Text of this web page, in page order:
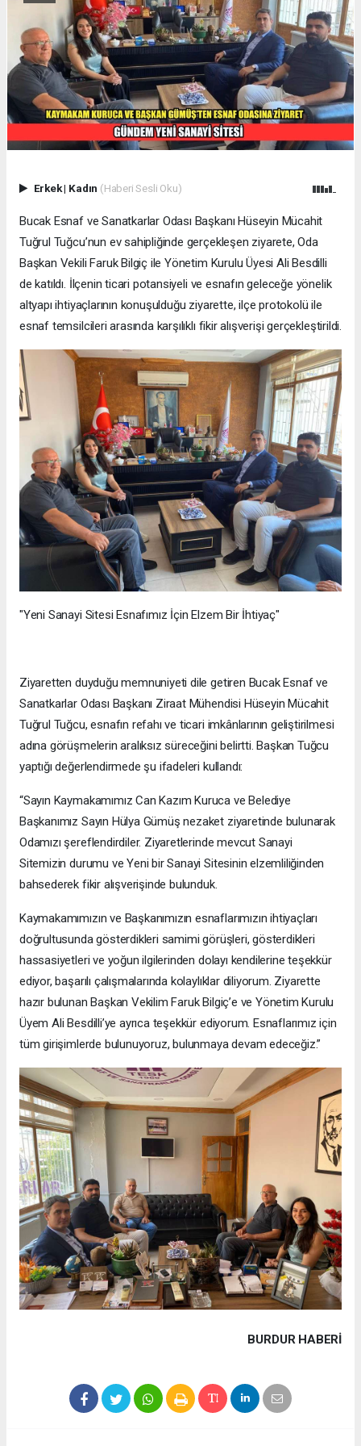
Erkek| Kadın (Haberi Sesli Oku)
Bucak Esnaf ve Sanatkarlar Odası Başkanı Hüseyin Mücahit
Tuğrul Tuğcu’nun ev sahipliğinde gerçekleşen ziyarete, Oda
Başkan Vekili Faruk Bilgiç ile Yönetim Kurulu Üyesi Ali Besdilli
de katıldı. İlçenin ticari potansiyeli ve esnafın geleceğe yönelik
altyapı ihtiyaçlarının konuşulduğu ziyarette, ilçe protokolü ile
esnaf temsilcileri arasında karşılıklı fikir alışverişi gerçekleştirildi.
"Yeni Sanayi Sitesi Esnafımız İçin Elzem Bir İhtiyaç"
Ziyaretten duyduğu memnuniyeti dile getiren Bucak Esnaf ve
Sanatkarlar Odası Başkanı Ziraat Mühendisi Hüseyin Mücahit
Tuğrul Tuğcu, esnafın refahı ve ticari imkânlarının geliştirilmesi
adına görüşmelerin aralıksız süreceğini belirtti. Başkan Tuğcu
yaptığı değerlendirmede şu ifadeleri kullandı:
“Sayın Kaymakamımız Can Kazım Kuruca ve Belediye
Başkanımız Sayın Hülya Gümüş nezaket ziyaretinde bulunarak
Odamızı şereflendirdiler. Ziyaretlerinde mevcut Sanayi
Sitemizin durumu ve Yeni bir Sanayi Sitesinin elzemliliğinden
bahsederek fikir alışverişinde bulunduk.
Kaymakamımızın ve Başkanımızın esnaflarımızın ihtiyaçları
doğrultusunda gösterdikleri samimi görüşleri, gösterdikleri
hassasiyetleri ve yoğun ilgilerinden dolayı kendilerine teşekkür
ediyor, başarılı çalışmalarında kolaylıklar diliyorum. Ziyarette
hazır bulunan Başkan Vekilim Faruk Bilgiç’e ve Yönetim Kurulu
Üyem Ali Besdilli’ye ayrıca teşekkür ediyorum. Esnaflarımız için
tüm girişimlerde bulunuyoruz, bulunmaya devam edeceğiz.”
BURDUR HABERİ